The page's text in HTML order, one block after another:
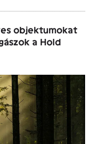
objektumokat
a Hold